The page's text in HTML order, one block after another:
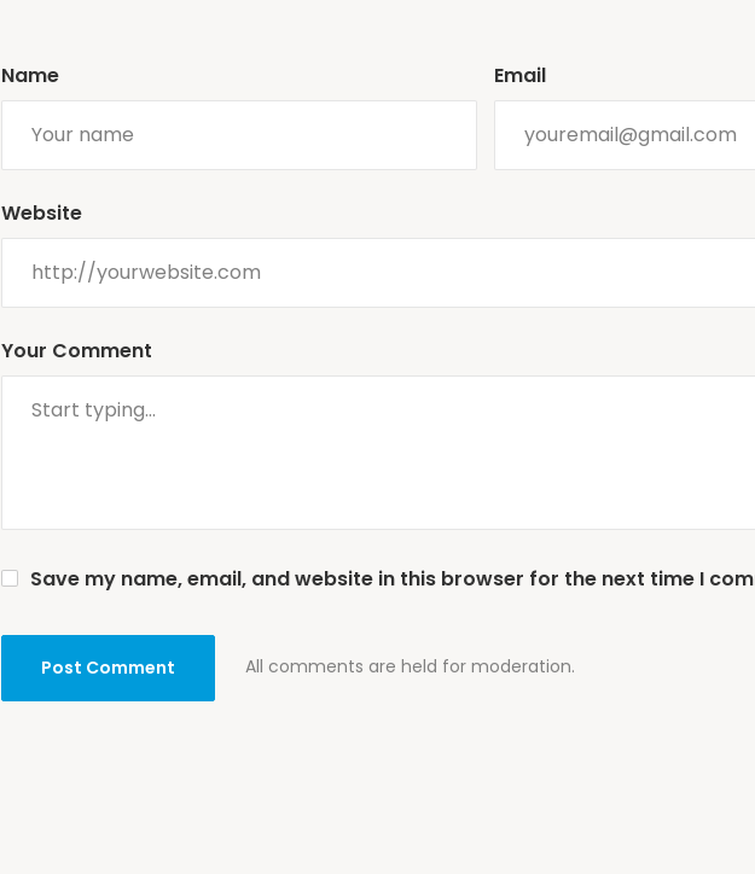
Your Comment
All comments are held for moderation.
Name Email
Website
Save my name, email, and website in this browser for the next time I